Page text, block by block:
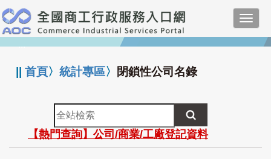
跳
到
主
要
:::
||首頁〉統計專區〉 閉鎖性公司名錄
全
站
檢
索
【熱門查詢】公司/商業/工廠登記資料